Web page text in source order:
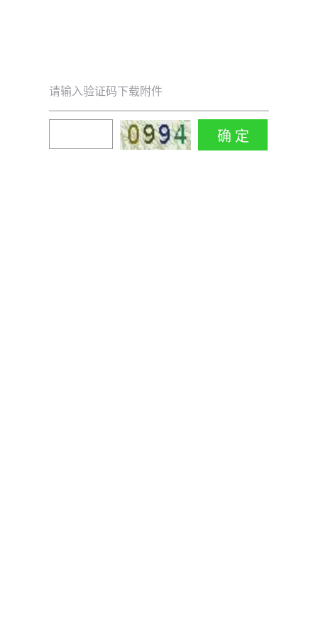
请输入验证码下载附件